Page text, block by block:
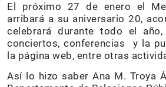
El próximo 27 de enero el
arribará a su aniversario 20,
celebrará durante todo el año,
conciertos, conferencias y la
la página web, entre otras
Así lo hizo saber Ana M. Troya